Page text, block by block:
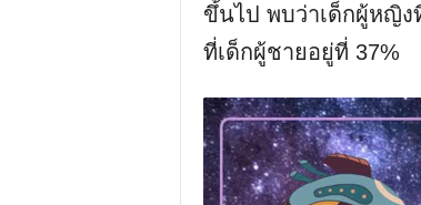
ขึ้นไป พบว่าเด็กผู้หญิ
ที่เด็กผู้ชายอยู่ที่ 37%